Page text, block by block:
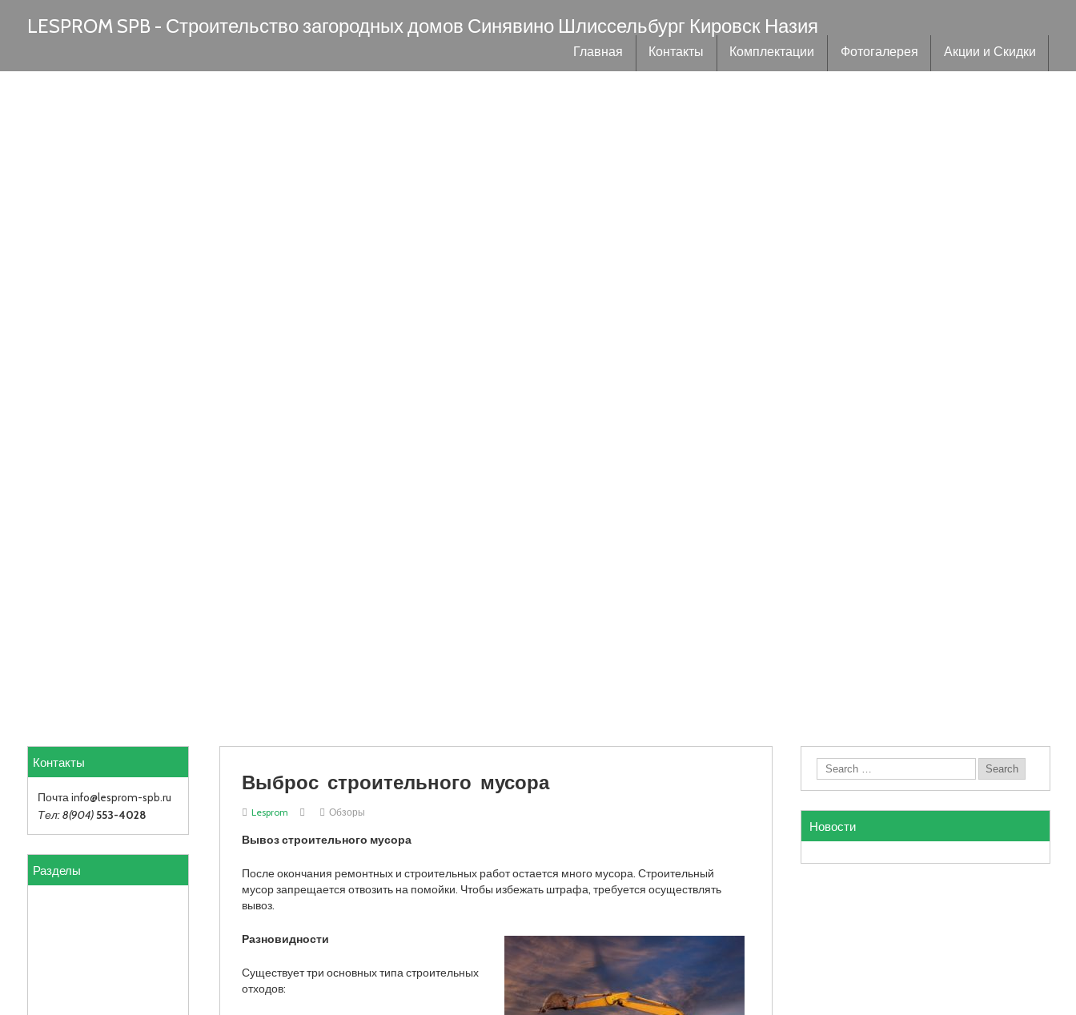
LESPROM SPB - Строительство загородных домов Синявино Шлиссельбург Кировск Назия
Главная Контакты Комплектации Фотогалерея Акции и Скидки
Выброс строительного мусора
Lesprom Обзоры
Вывоз строительного мусора
После окончания ремонтных и строительных работ остается много мусора. Строительный
мусор запрещается отвозить на помойки. Чтобы избежать штрафа, требуется осуществлять
вывоз.
Разновидности
Существует три основных типа строительных
отходов:
Новости
Контакты
Почта info@lesprom-spb.ru
Тел: 8(904) 553-4028
Разделы